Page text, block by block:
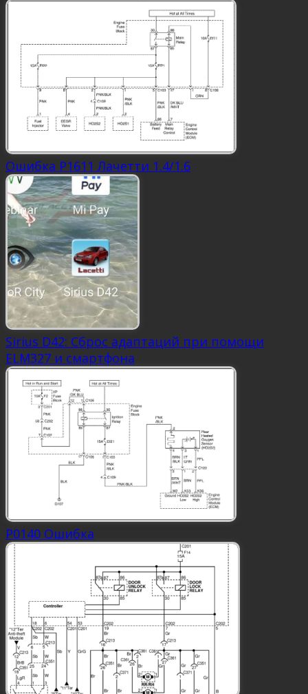
Ошибка P1611 Лачетти 1.4/1.6
Sirius D42: Сброс адаптаций при помощи
ELM327 и смартфона
P0140 Ошибка